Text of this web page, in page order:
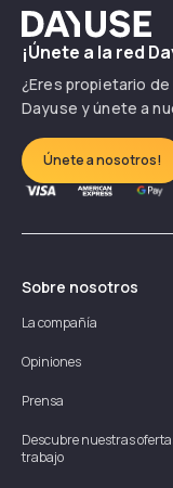
Dayuse
¡Únete a la red
¿Eres propietario
Dayuse y únete a
Únete a nosotros!
Sobre nosotros
La compañía
Opiniones
Prensa
Descubre nuestras
trabajo